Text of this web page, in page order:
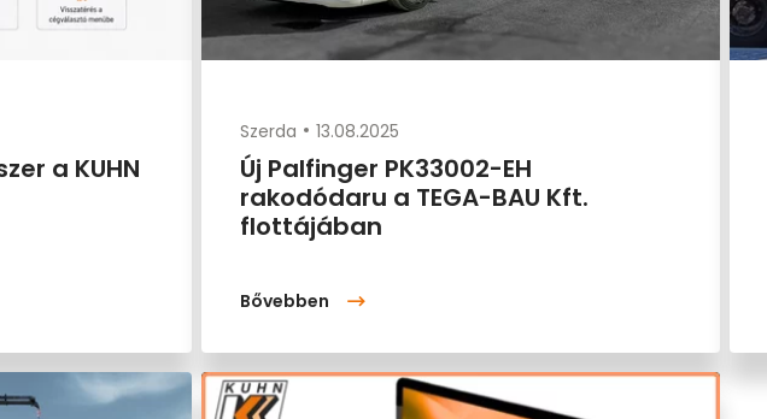
a KUHN
Szerda 13.08.2025
Új Palfinger PK33002-EH
rakodódaru a TEGA-BAU Kft.
flottájában
Bővebben